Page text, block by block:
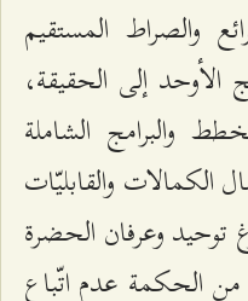
والصراط المستقيم
الأوحد إلى الحقيقة،
والبرامج الشاملة
الكمالات والقابليّات
توحيد وعرفان الحضرة
الحكمة عدم اتّباع